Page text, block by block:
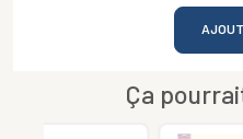
Ça